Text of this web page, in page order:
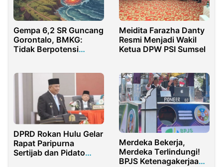
Gempa 6,2 SR Guncang
Gorontalo, BMKG:
Tidak Berpotensi
Meidita Farazha Danty
Resmi Menjadi Wakil
Ketua DPW PSI Sumsel
DPRD Rokan Hulu Gelar
Rapat Paripurna
Sertijab dan Pidato
Merdeka Bekerja,
Merdeka Terlindungi!
BPJS Ketenagakerjaan